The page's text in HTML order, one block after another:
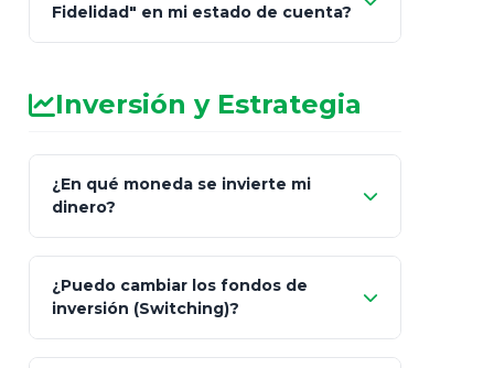
Fidelidad" en mi estado de cuenta?
Inversión y Estrategia
¿En qué moneda se invierte mi
dinero?
inflación), Dólares o Euros
¿Puedo cambiar los fondos de
inversión (Switching)?